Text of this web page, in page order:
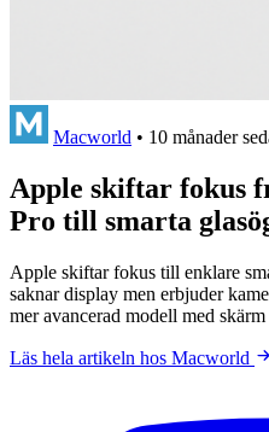
Macworld • 10 månader
Apple skiftar fokus
Pro till smarta
Apple skiftar fokus till enklare
saknar display men erbjuder
mer avancerad modell med
Läs hela artikeln hos Macworld